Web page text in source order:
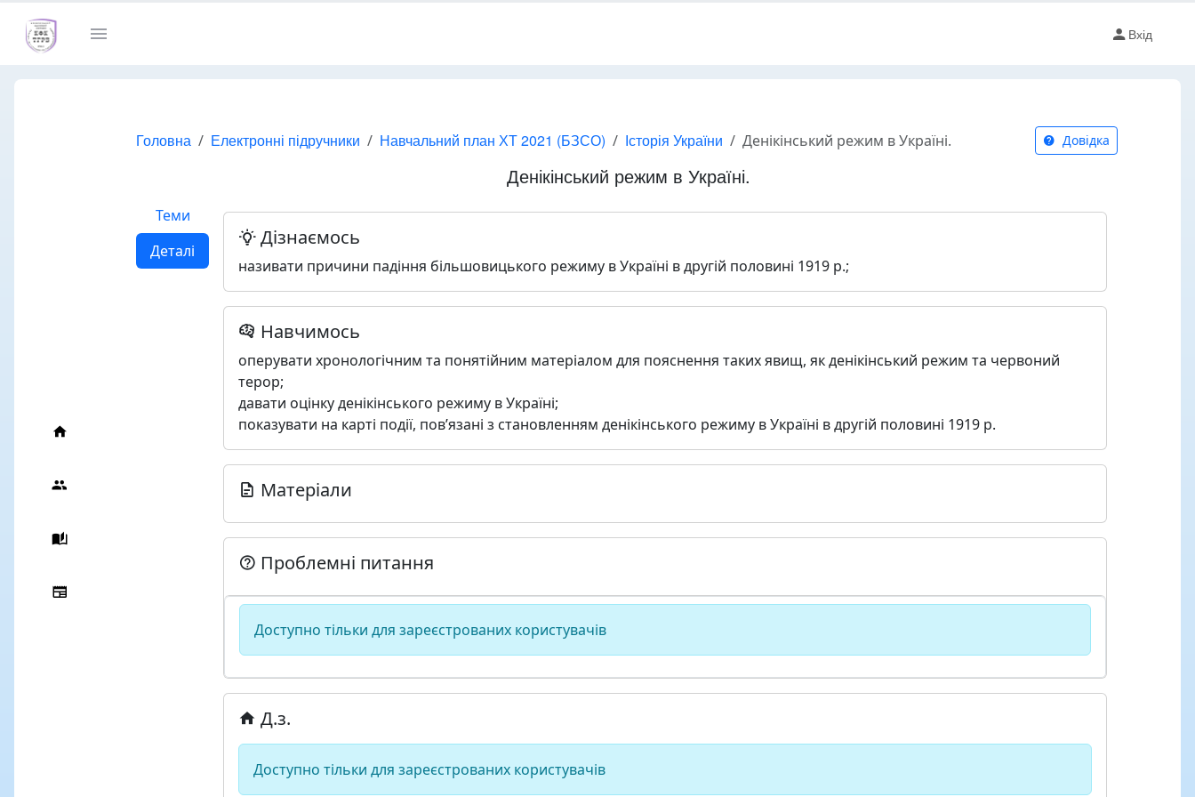
Вхід
Головна Електронні підручники Навчальний план ХТ 2021 (БЗСО) Історія України Денікінський режим в Україні. Довідка
Денікінський режим в Україні.
Теми
Деталі
Дізнаємось
називати причини падіння більшовицького режиму в Україні в другій половині 1919 р.;
Навчимось
оперувати хронологічним та понятійним матеріалом для пояснення таких явищ, як денікінський режим та червоний
терор;
давати оцінку денікінського режиму в Україні;
показувати на карті події, пов’язані з становленням денікінського режиму в Україні в другій половині 1919 р.
Матеріали
Проблемні питання
Доступно тільки для зареєстрованих користувачів
Д.з.
Доступно тільки для зареєстрованих користувачів